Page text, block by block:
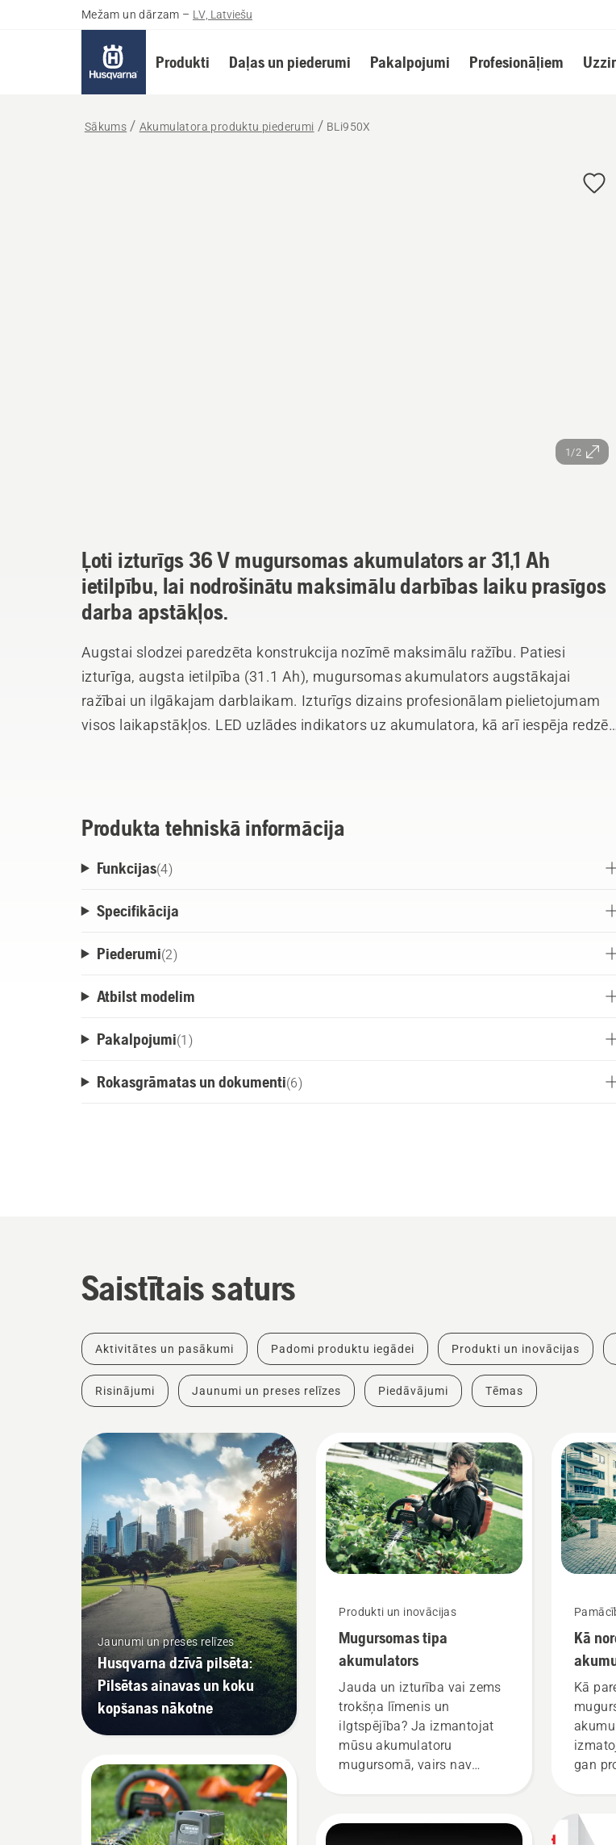
Mežam un dārzam – LV, Latviešu
Produkti Daļas un piederumi Pakalpojumi Profesionāļiem
Sākums Akumulatora produktu piederumi BLi950X
1/2
Ļoti izturīgs 36 V mugursomas akumulators ar 31,1 Ah
ietilpību, lai nodrošinātu maksimālu darbības laiku prasīgos
darba apstākļos.
Augstai slodzei paredzēta konstrukcija nozīmē maksimālu ražību. Patiesi
izturīga, augsta ietilpība (31.1 Ah), mugursomas akumulators augstākajai
ražībai un ilgākajam darblaikam. Izturīgs dizains profesionālam pielietojumam
visos laikapstākļos. LED uzlādes indikators uz akumulatora, kā arī iespēja redzēt
novietošanai uz zemes, ērtībai un ražībai visas dienas garumā, samazina iespēju
Produkta tehniskā informācija
Funkcijas(4)
Specifikācija
Piederumi(2)
Atbilst modelim
Pakalpojumi(1 )
Rokasgrāmatas un dokumenti(6)
Saistītais saturs
Aktivitātes un pasākumi Padomi produktu iegādei Produkti un inovācijas
Risinājumi Jaunumi un preses relīzes Piedāvājumi Tēmas
Jaunumi un preses relīzes
Husqvarna dzīvā pilsēta:
Pilsētas ainavas un koku
kopšanas nākotne
Produkti un inovācijas
Mugursomas tipa
akumulators
Jauda un izturība vai zems
trokšņa līmenis un
ilgtspējība? Ja izmantojat
mūsu akumulatoru
mugursomā, vairs nav
pavisam jauns akumulatoru
Kā
Kā
gan